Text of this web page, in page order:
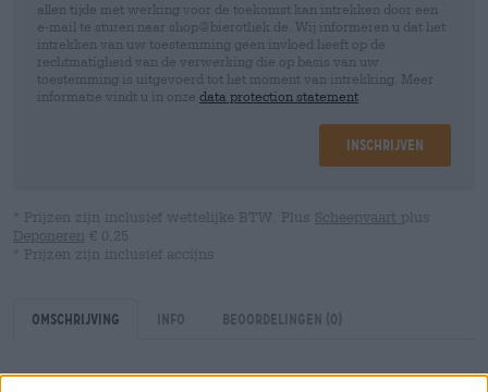
allen tijde met werking voor de toekomst kan intrekken door een
e-mail te sturen naar shop@bierothek.de. Wij informeren u dat het
intrekken van uw toestemming geen invloed heeft op de
rechtmatigheid van de verwerking die op basis van uw
toestemming is uitgevoerd tot het moment van intrekking. Meer
informatie vindt u in onze data protection statement
Inschrijven
* Prijzen zijn inclusief wettelijke BTW. Plus Scheepvaart plus
Deponeren € 0,25
* Prijzen zijn inclusief accijns
Omschrijving Info Beoordelingen (0)